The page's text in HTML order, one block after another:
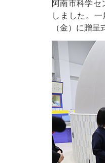
阿南市科学セ
しました。
（金）に贈